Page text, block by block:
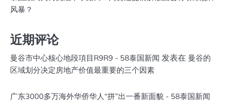
风暴？
近期评论
曼谷市中心核心地段項目R9R9 - 58泰国新闻 发表在 曼谷的
区域划分决定房地产价值最重要的三个因素
广东3000多万海外华侨华人“拼”出一番新面貌 - 58泰国新闻